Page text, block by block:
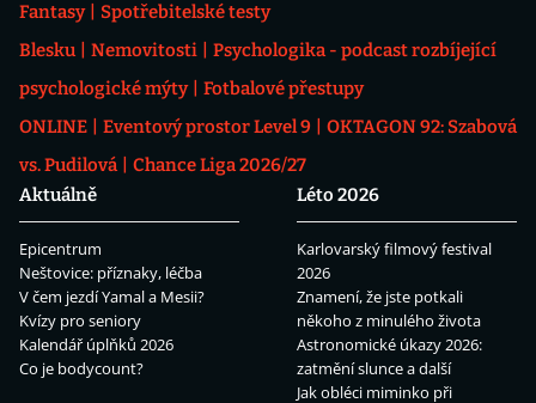
Fantasy
Spotřebitelské testy
Blesku
Nemovitosti
Psychologika - podcast rozbíjející
psychologické mýty
Fotbalové přestupy
ONLINE
Eventový prostor Level 9
OKTAGON 92: Szabová
vs. Pudilová
Chance Liga 2026/27
Aktuálně
Epicentrum
Neštovice: příznaky, léčba
V čem jezdí Yamal a Mesii?
Kvízy pro seniory
Kalendář úplňků 2026
Co je bodycount?
Léto 2026
Karlovarský filmový festival
2026
Znamení, že jste potkali
někoho z minulého života
Astronomické úkazy 2026:
zatmění slunce a další
Jak obléci miminko při